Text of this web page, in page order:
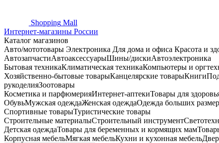
Shopping Mall
Интернет-магазины России
Каталог магазинов
Авто/мототовары Электроника Для дома и офиса Красота и
АвтозапчастиАвтоаксессуарыШины/дискиАвтоэлектроника
Бытовая техникаКлиматическая техникаКомпьютеры и
Хозяйственно-бытовые товарыКанцелярские товарыКниги
рукоделияЗоотовары
Косметика и парфюмерияИнтернет-аптекиТовары для
ОбувьМужская одеждаЖенская одеждаОдежда больших
Спортивные товарыТуристические товары
Строительные материалыСтроительный инструмент
Детская одеждаТовары для беременных и кормящих мам
Корпусная мебельМягкая мебельКухни и кухонная мебель